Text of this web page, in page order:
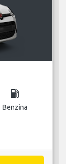
local_gas_station
Benzina